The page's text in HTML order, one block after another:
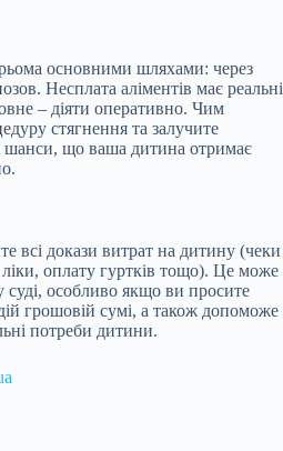
основними шляхами: через
Несплата аліментів має реальні
– діяти оперативно. Чим
стягнення та залучите
шанси, що ваша дитина отримає
всі докази витрат на дитину (чеки
оплату гуртків тощо). Це може
особливо якщо ви просите
грошовій сумі, а також допоможе
потреби дитини.